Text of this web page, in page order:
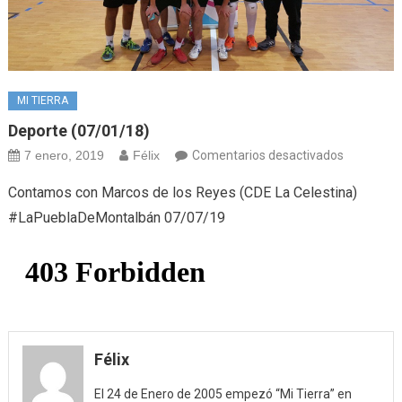
MI TIERRA
Deporte (07/01/18)
7 enero, 2019 Félix Comentarios desactivadosen
(07/01/
Contamos con Marcos de los Reyes (CDE La Celestina)
#LaPueblaDeMontalbán 07/07/19
Félix
El 24 de Enero de 2005 empezó “Mi Tierra” en